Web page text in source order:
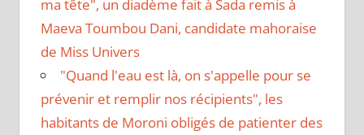
ma tête", un diadème fait à Sada remis à
Maeva Toumbou Dani, candidate mahoraise
de Miss Univers
"Quand l'eau est là, on s'appelle pour se
prévenir et remplir nos récipients", les
habitants de Moroni obligés de patienter des